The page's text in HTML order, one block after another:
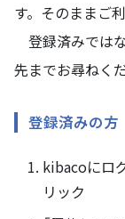
す。そのままご
登録済みでは
先までお尋ねく
登録済みの方
kibacoにロ
リック